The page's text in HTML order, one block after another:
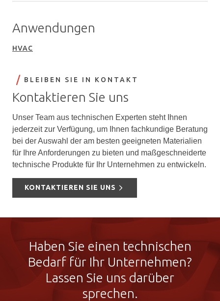
Anwendungen
HVAC
BLEIBEN SIE IN KONTAKT
Kontaktieren Sie uns
Unser Team aus technischen Experten steht Ihnen
jederzeit zur Verfügung, um Ihnen fachkundige Beratung
bei der Auswahl der am besten geeigneten Materialien
für Ihre Anforderungen zu bieten und maßgeschneiderte
technische Produkte für Ihr Unternehmen zu entwickeln.
KONTAKTIEREN SIE UNS
Haben Sie einen technischen
Bedarf für Ihr Unternehmen?
Lassen Sie uns darüber
sprechen.